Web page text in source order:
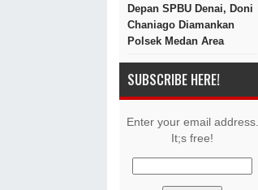
Depan SPBU Denai, Doni
Chaniago Diamankan
Polsek Medan Area
SUBSCRIBE HERE!
Enter your email address.
It;s free!